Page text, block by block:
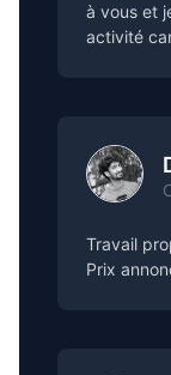
à vous et
activité
Travail
Prix